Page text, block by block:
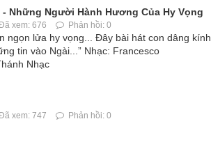
- Những Người Hành Hương Của Hy Vọng
xem: 676 Phản hồi: 0
ngọn lửa hy vọng... Đây bài hát con dâng kính
tin vào Ngài...” Nhạc: Francesco
Nhạc
xem: 747 Phản hồi: 0